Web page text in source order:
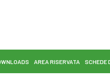
AREA RISERVATA SCHEDE